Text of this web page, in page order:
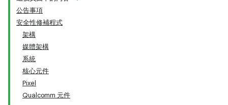
公告事項
安全性修補程式
架構
媒體架構
系統
核心元件
Pixel
Qualcomm 元件